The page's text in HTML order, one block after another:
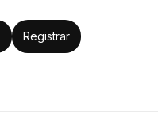
Registrar